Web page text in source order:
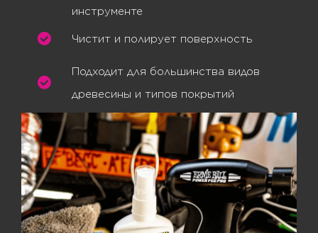
инструменте
Чистит и полирует поверхность
Подходит для большинства видов
древесины и типов покрытий